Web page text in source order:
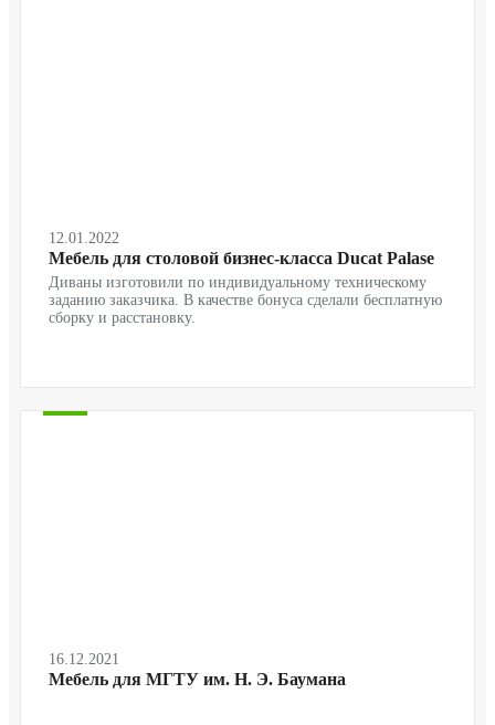
12.01.2022
Мебель для столовой бизнес-класса Ducat Palase
Диваны изготовили по индивидуальному техническому
заданию заказчика. В качестве бонуса сделали бесплатную
сборку и расстановку.
16.12.2021
Мебель для МГТУ им. Н. Э. Баумана